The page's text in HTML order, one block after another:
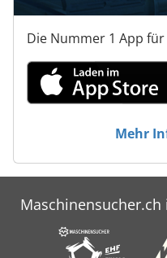
Die Nummer 1 App
Mehr